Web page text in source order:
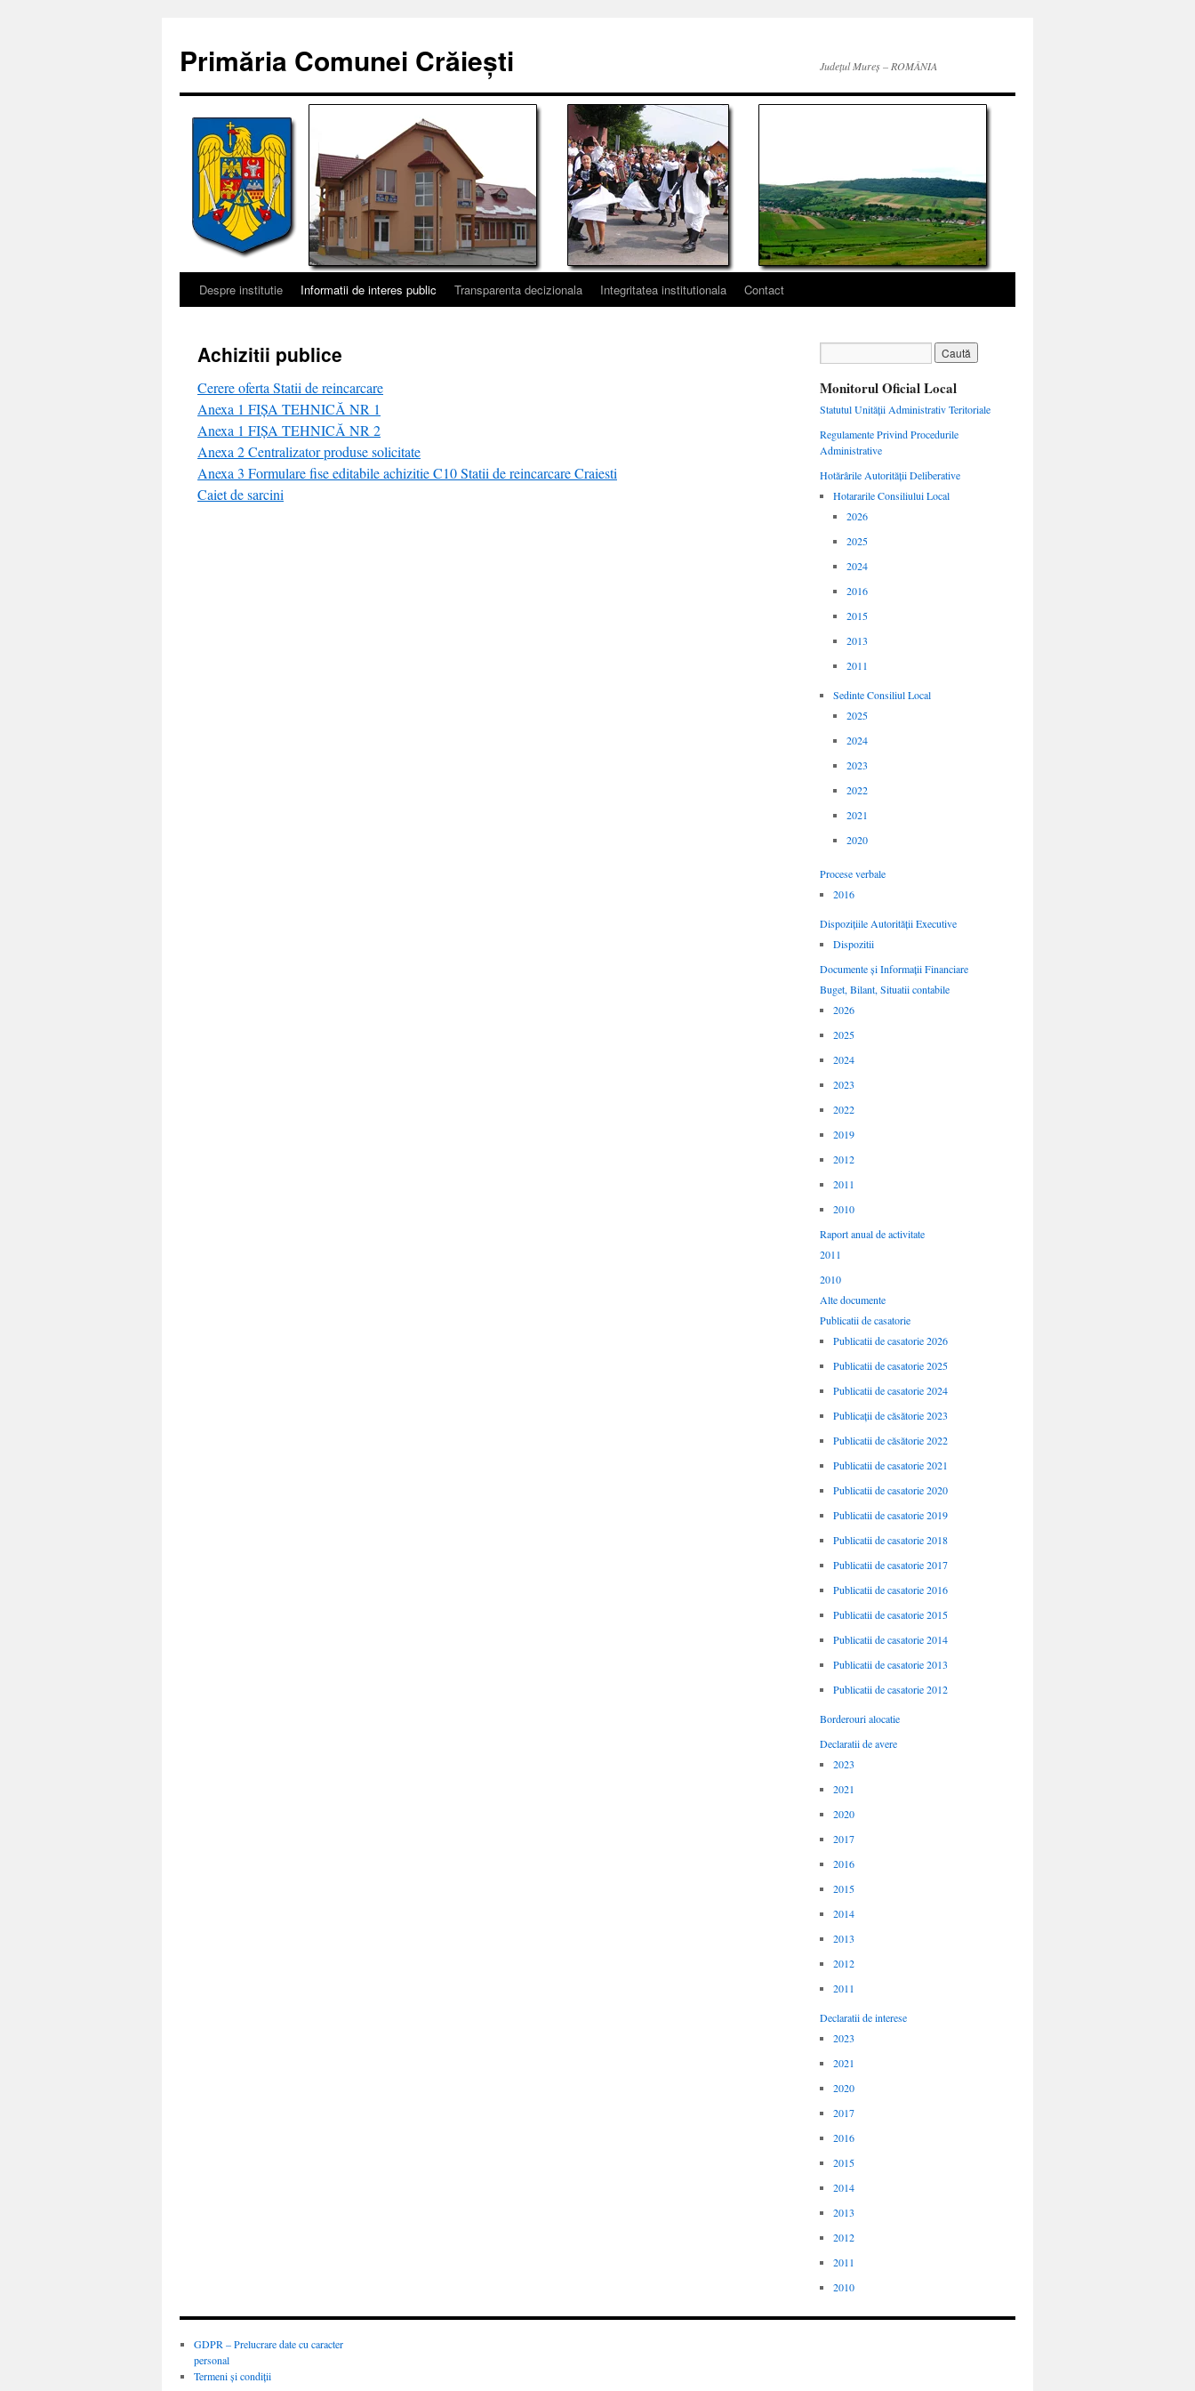
conținut
Primăria Comunei Crăiești Județul Mureș – ROMÂNIA
Despre institutie Informatii de interes public Transparenta decizionala Integritatea institutionala Contact
Achizitii publice
Cerere oferta Statii de reincarcare
Anexa 1 FIȘA TEHNICĂ NR 1
Anexa 1 FIȘA TEHNICĂ NR 2
Anexa 2 Centralizator produse solicitate
Anexa 3 Formulare fise editabile achizitie C10 Statii de reincarcare Craiesti
Caiet de sarcini
Monitorul Oficial Local
Statutul Unității Administrativ Teritoriale
Regulamente Privind Procedurile
Administrative
Hotărârile Autorității Deliberative
Hotararile Consiliului Local
2026
2025
2024
2016
2015
2013
2011
Sedinte Consiliul Local
2025
2024
2023
2022
2021
2020
Procese verbale
2016
Dispozițiile Autorității Executive
Dispozitii
Documente și Informații Financiare
Buget, Bilant, Situatii contabile
2026
2025
2024
2023
2022
2019
2012
2011
2010
Raport anual de activitate
2011
2010
Alte documente
Publicatii de casatorie
Publicatii de casatorie 2026
Publicatii de casatorie 2025
Publicatii de casatorie 2024
Publicații de căsătorie 2023
Publicatii de căsătorie 2022
Publicatii de casatorie 2021
Publicatii de casatorie 2020
Publicatii de casatorie 2019
Publicatii de casatorie 2018
Publicatii de casatorie 2017
Publicatii de casatorie 2016
Publicatii de casatorie 2015
Publicatii de casatorie 2014
Publicatii de casatorie 2013
Publicatii de casatorie 2012
Borderouri alocatie
Declaratii de avere
2023
2021
2020
2017
2016
2015
2014
2013
2012
2011
Declaratii de interese
2023
2021
2020
2017
2016
2015
2014
2013
2012
2011
2010
GDPR – Prelucrare date cu caracter
personal
Termeni și condiții